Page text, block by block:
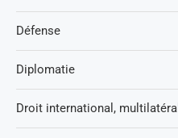
Défense
Diplomatie
Droit international, multilatéral